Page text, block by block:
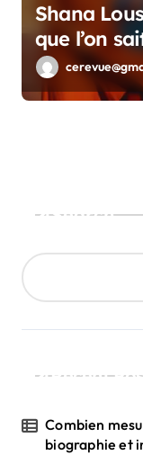
Shana
que l’on
Search
Recent
Combien
biographie et